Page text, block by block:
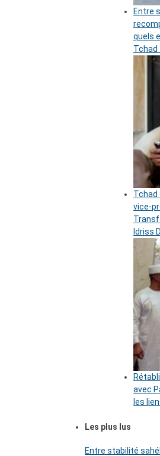
Entre
quels
Tchad
Tchad
vice-
Idriss
avec
les
Les plus lus
Entre stabilité